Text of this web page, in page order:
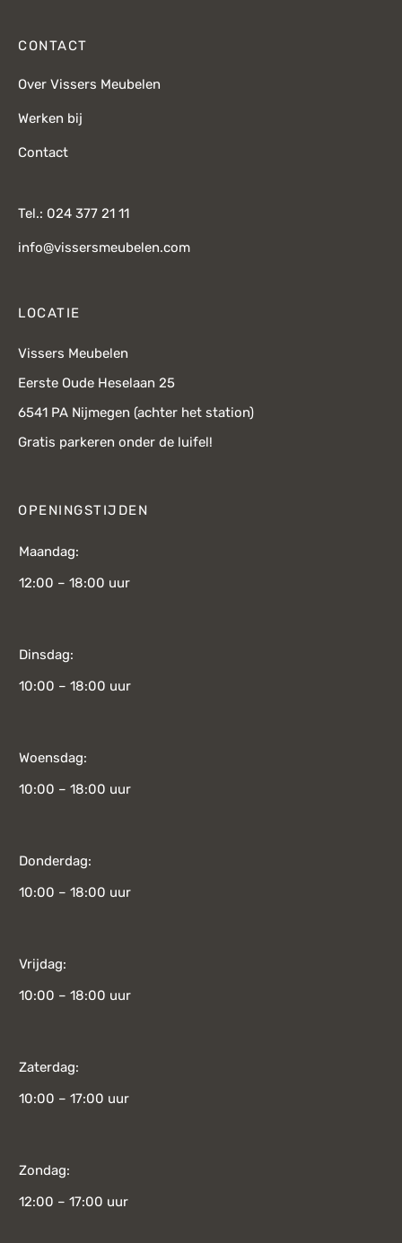
CONTACT
Over Vissers Meubelen
Werken bij
Contact
Tel.: 024 377 21 11
info@vissersmeubelen.com
LOCATIE
Vissers Meubelen
Eerste Oude Heselaan 25
6541 PA Nijmegen (achter het station)
Gratis parkeren onder de luifel!
OPENINGSTIJDEN
Maandag:
12:00 – 18:00 uur
Dinsdag:
10:00 – 18:00 uur
Woensdag:
10:00 – 18:00 uur
Donderdag:
10:00 – 18:00 uur
Vrijdag:
10:00 – 18:00 uur
Zaterdag:
10:00 – 17:00 uur
Zondag:
12:00 – 17:00 uur